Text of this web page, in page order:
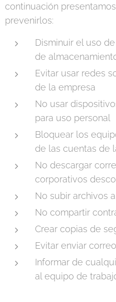
continuación
prevenirlos:
Disminuir el uso
de
Evitar usar redes
de la empresa
No usar
para uso personal
Bloquear los
de las cuentas de
No descargar
corporativos
No subir archivos
No compartir
Crear copias de
Evitar enviar
Informar de
al equipo de